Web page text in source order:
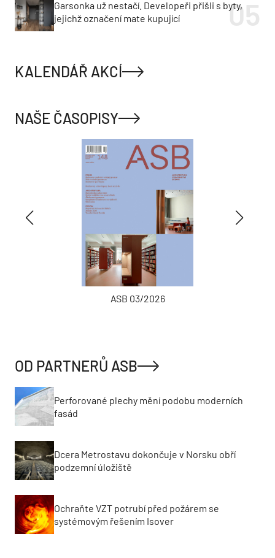
Garsonka už nestačí. Developeři přišli s byty,
jejichž označení mate kupující
KALENDÁŘ AKCÍ
NAŠE ČASOPISY
ASB 03/2026
OD PARTNERŮ ASB
Perforované plechy mění podobu moderních
fasád
Dcera Metrostavu dokončuje v Norsku obří
podzemní úložiště
Ochraňte VZT potrubí před požárem se
systémovým řešením Isover